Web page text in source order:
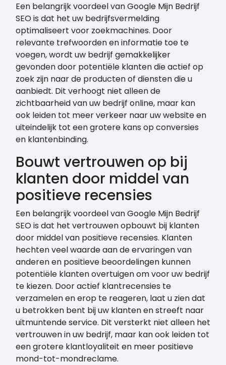
Een belangrijk voordeel van Google Mijn Bedrijf
SEO is dat het uw bedrijfsvermelding
optimaliseert voor zoekmachines. Door
relevante trefwoorden en informatie toe te
voegen, wordt uw bedrijf gemakkelijker
gevonden door potentiële klanten die actief op
zoek zijn naar de producten of diensten die u
aanbiedt. Dit verhoogt niet alleen de
zichtbaarheid van uw bedrijf online, maar kan
ook leiden tot meer verkeer naar uw website en
uiteindelijk tot een grotere kans op conversies
en klantenbinding.
Bouwt vertrouwen op bij
klanten door middel van
positieve recensies
Een belangrijk voordeel van Google Mijn Bedrijf
SEO is dat het vertrouwen opbouwt bij klanten
door middel van positieve recensies. Klanten
hechten veel waarde aan de ervaringen van
anderen en positieve beoordelingen kunnen
potentiële klanten overtuigen om voor uw bedrijf
te kiezen. Door actief klantrecensies te
verzamelen en erop te reageren, laat u zien dat
u betrokken bent bij uw klanten en streeft naar
uitmuntende service. Dit versterkt niet alleen het
vertrouwen in uw bedrijf, maar kan ook leiden tot
een grotere klantloyaliteit en meer positieve
mond-tot-mondreclame.